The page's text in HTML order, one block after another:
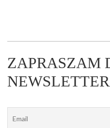
ZAPRASZAM